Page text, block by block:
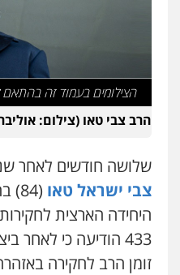
עו"ד
פלילי אסירים
עו"ד יאיר
עו"ד נס בן
פלילי כלכלי
הצילומים בעמוד זה בהתאם לסעיף 27א לחוק
הרב צבי טאו (צילום: אוליבר
שלושה חודשים לאחר
צבי ישראל טאו
היחידה הארצית
433 הודיעה כי לאחר
גיא זהבי
משפחה
503456449
עו"ד איהאב
אייל בן
פלילי
נוער רישום